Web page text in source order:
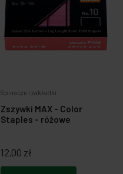
Spinacze i zakładki
Zszywki MAX - Color
Staples - różowe
12,00 zł